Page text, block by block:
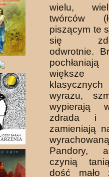
wielu,
twórców
piszącym te
się
odwrotnie.
większe
wyrazu,
wypierają
zdrada i
zamieniają
Pandory,
czynią
dość mało